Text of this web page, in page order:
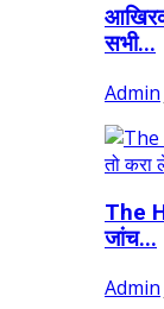
सभी...
Admin
The
जांच...
Admin